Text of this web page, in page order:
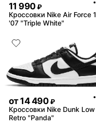
11 990 ₽
Кроссовки Nike Air Force 1
'07 "Triple White"
от14 490 ₽
Кроссовки Nike Dunk Low
Retro "Panda"